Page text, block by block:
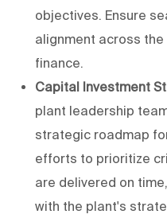
objectives. Ensure
alignment across
finance.
Capital Investment
plant leadership
strategic roadmap
efforts to prioritize
are delivered on
with the plant's